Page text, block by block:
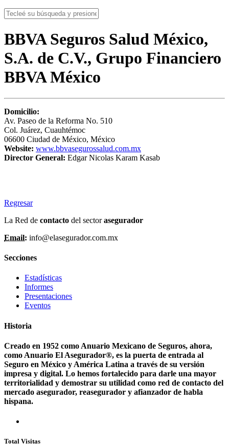
BBVA Seguros Salud México,
S.A. de C.V., Grupo Financiero
BBVA México
Domicilio:
Av. Paseo de la Reforma No. 510
Col. Juárez, Cuauhtémoc
06600 Ciudad de México, México
Website: www.bbvasegurossalud.com.mx
Director General: Edgar Nicolas Karam Kasab
Regresar
La Red de contacto del sectorasegurador
Email: info@elasegurador.com.mx
Secciones
Estadísticas
Informes
Presentaciones
Eventos
Historia
Creado en 1952 como Anuario Mexicano de Seguros, ahora,
como Anuario El Asegurador®, es la puerta de entrada al
Seguro en México y América Latina a través de su versión
impresa y digital. Lo hemos fortalecido para darle una mayor
territorialidad y demostrar su utilidad como red de contacto del
mercado asegurador, reasegurador y afianzador de habla
hispana.
Total Visitas